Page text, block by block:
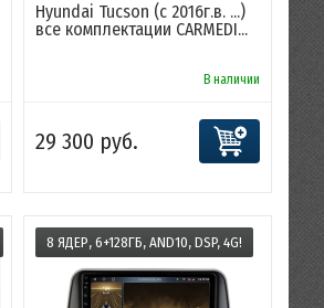
Hyundai Tucson (с 2016г.в. ...)
все комплектации CARMEDI...
В наличии
29 300 руб.
8 ЯДЕР, 6+128ГБ, AND10, DSP, 4G!